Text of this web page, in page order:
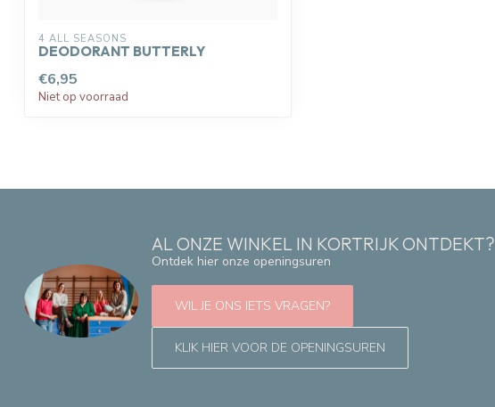
4 ALL SEASONS
DEODORANT BUTTERLY
€6,95
Niet op voorraad
AL ONZE WINKEL IN KORTRIJK ONTDEKT?
Ontdek hier onze openingsuren
WIL JE ONS IETS VRAGEN?
KLIK HIER VOOR DE OPENINGSUREN